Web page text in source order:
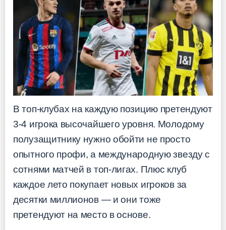
В топ-клубах на каждую позицию претендуют
3-4 игрока высочайшего уровня. Молодому
полузащитнику нужно обойти не просто
опытного профи, а международную звезду с
сотнями матчей в топ-лигах. Плюс клуб
каждое лето покупает новых игроков за
десятки миллионов — и они тоже
претендуют на место в основе.